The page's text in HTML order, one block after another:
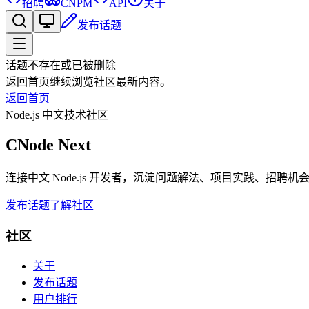
招聘 CNPM API
关于
发布话题
话题不存在或已被删除
返回首页继续浏览社区最新内容。
返回首页
Node.js 中文技术社区
CNode Next
连接中文 Node.js 开发者，沉淀问题解法、项目实践、招聘机会
发布话题了解社区
社区
关于
发布话题
用户排行